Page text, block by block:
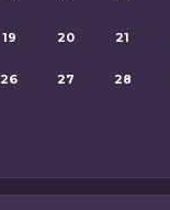
19 20 21
26 27 28